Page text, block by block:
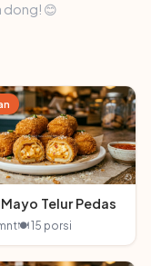
dong! 😊
Telur Pedas
🍽 15 porsi